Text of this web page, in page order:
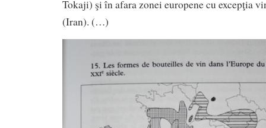
Tokaji) şi în afara zonei europene cu excepţia
(Iran). (…)